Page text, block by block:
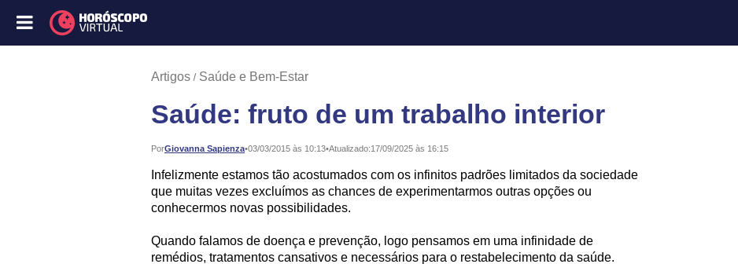
Artigos Saúde e Bem-Estar
Saúde: fruto de um trabalho interior
PorGiovanna Sapienza•
Publicado: 03/03/2015 às 10:13•Atualizado:17/09/2025 às 16:15
Infelizmente estamos tão acostumados com os infinitos padrões limitados da sociedade
que muitas vezes excluímos as chances de experimentarmos outras opções ou
conhecermos novas possibilidades.
Quando falamos de doença e prevenção, logo pensamos em uma infinidade de
remédios, tratamentos cansativos e necessários para o restabelecimento da saúde.